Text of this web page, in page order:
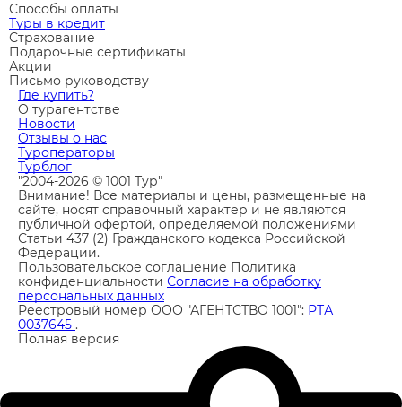
Способы оплаты
Туры в кредит
Страхование
Подарочные сертификаты
Акции
Письмо руководству
Где купить?
О турагентстве
Новости
Отзывы о нас
Туроператоры
Турблог
"2004-2026 © 1001 Тур"
Внимание! Все материалы и цены, размещенные на
сайте, носят справочный характер и не являются
публичной офертой, определяемой положениями
Статьи 437 (2) Гражданского кодекса Российской
Федерации.
Пользовательское соглашение Политика
конфиденциальности Согласие на обработку
персональных данных
Реестровый номер ООО "АГЕНТСТВО 1001": РТА
0037645 .
Полная версия